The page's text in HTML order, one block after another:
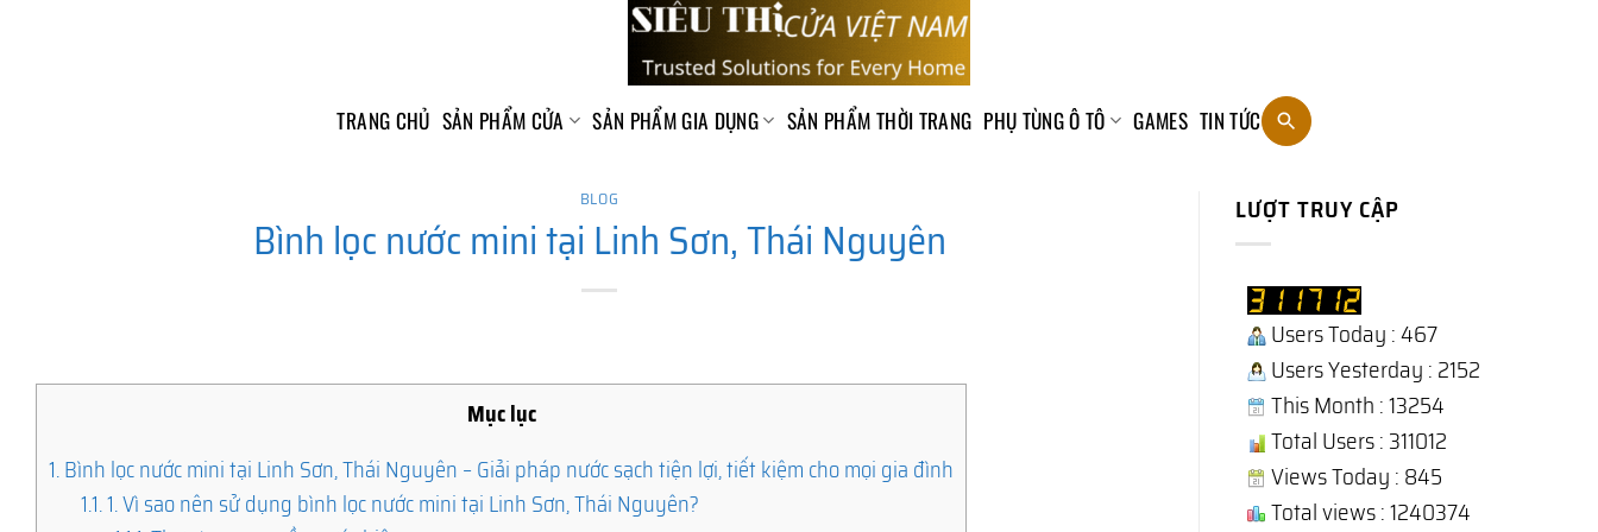
TRANG CHỦ SẢN PHẨM CỬA SẢN PHẨM GIA DỤNG SẢN PHẨM THỜI TRANG PHỤ TÙNG Ô TÔ GAMES TIN TỨC
BLOG
Bình lọc nước mini tại Linh Sơn, Thái Nguyên
Mục lục
1.Bình lọc nước mini tại Linh Sơn, Thái Nguyên – Giải pháp nước sạch tiện lợi, tiết kiệm cho mọi gia đình
1.1.1. Vì sao nên sử dụng bình lọc nước mini tại Linh Sơn, Thái Nguyên?
LƯỢT TRUY CẬP
Users Today : 467
Users Yesterday : 2152
This Month : 13254
Total Users : 311012
Views Today : 845
Total views : 1240374